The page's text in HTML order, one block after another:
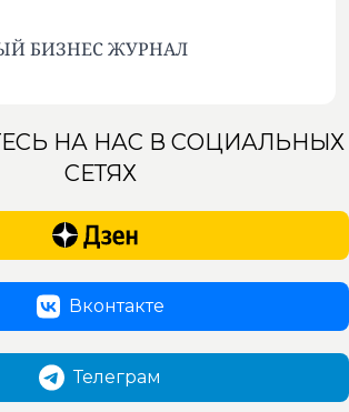
БИЗНЕС ЖУРНАЛ
НА НАС В СОЦИАЛЬНЫХ
СЕТЯХ
Вконтакте
Телеграм